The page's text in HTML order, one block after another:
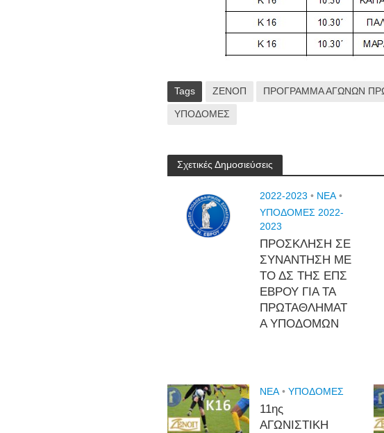
Tags ΖΕΝΟΠ ΠΡΟΓΡΑΜΜΑ ΑΓΩΝΩΝ
ΥΠΟΔΟΜΕΣ
Σχετικές Δημοσιεύσεις
2022-2023 • NEA •
ΥΠΟΔΟΜΕΣ 2022-
2023
ΠΡΟΣΚΛΗΣΗ ΣΕ
ΣΥΝΑΝΤΗΣΗ ΜΕ
ΤΟ ΔΣ ΤΗΣ ΕΠΣ
ΕΒΡΟΥ ΓΙΑ ΤΑ
ΠΡΩΤΑΘΛΗΜΑΤ
Α ΥΠΟΔΟΜΩΝ
NEA • ΥΠΟΔΟΜΈΣ
11ης
ΑΓΩΝΙΣΤΙΚΗ